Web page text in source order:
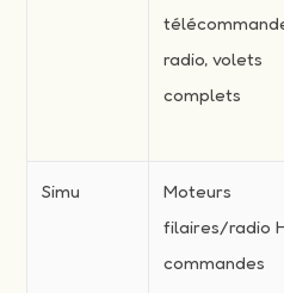
radio, volets
complets
Simu
Moteurs
filaires/radio
commandes